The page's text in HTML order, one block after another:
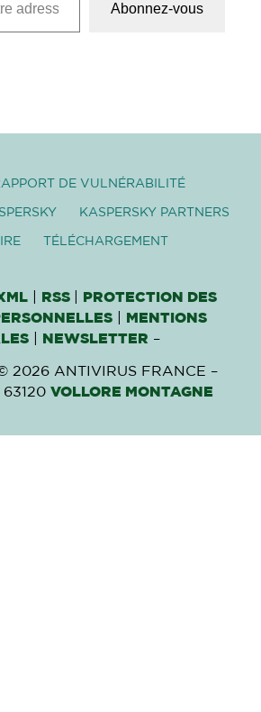
Abonnez-vous
DE VULNÉRABILITÉ
KASPERSKY PARTNERS
TÉLÉCHARGEMENT
| RSS
PROTECTION DES
|
MENTIONS
| NEWSLETTER –
2026 ANTIVIRUS FRANCE –
63120 VOLLORE MONTAGNE